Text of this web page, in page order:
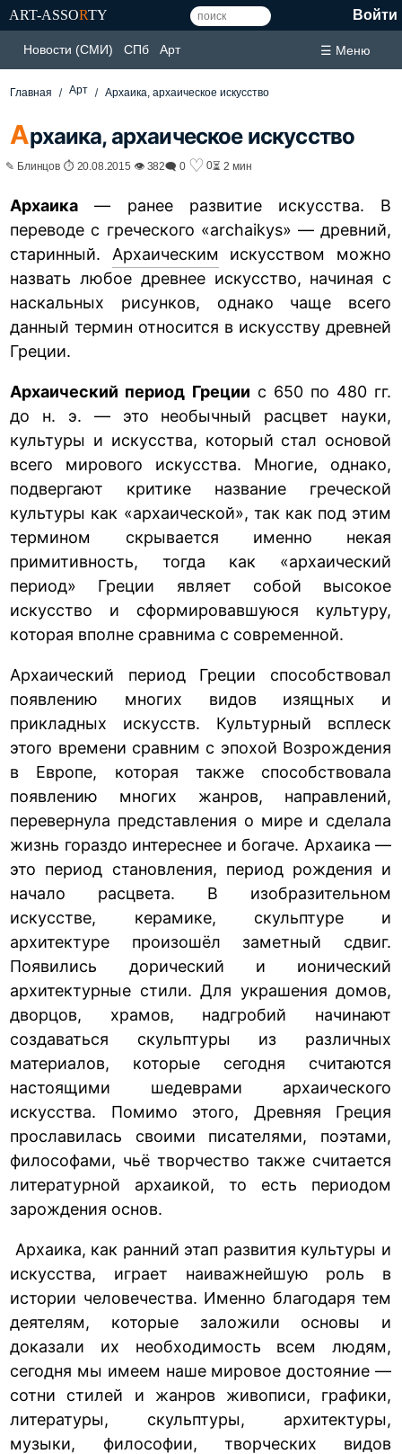
ART-ASSORTY Войти
Новости (СМИ) СПб Арт ☰ Меню
Главная Арт Архаика, архаическое искусство
Архаика, архаическое искусство
✎ Блинцов ⏱ 20.08.2015 👁 382🗨 0 ♡ 0⏳ 2 мин
Архаика — ранее развитие искусства. В
переводе с греческого «archaikуs» — древний,
старинный. Архаическим искусством можно
назвать любое древнее искусство, начиная с
наскальных рисунков, однако чаще всего
данный термин относится в искусству древней
Греции.
Архаический период Греции с 650 по 480 гг.
до н. э. — это необычный расцвет науки,
культуры и искусства, который стал основой
всего мирового искусства. Многие, однако,
подвергают критике название греческой
культуры как «архаической», так как под этим
термином скрывается именно некая
примитивность, тогда как «архаический
период» Греции являет собой высокое
искусство и сформировавшуюся культуру,
которая вполне сравнима с современной.
Архаический период Греции способствовал
появлению многих видов изящных и
прикладных искусств. Культурный всплеск
этого времени сравним с эпохой Возрождения
в Европе, которая также способствовала
появлению многих жанров, направлений,
перевернула представления о мире и сделала
жизнь гораздо интереснее и богаче. Архаика —
это период становления, период рождения и
начало расцвета. В изобразительном
искусстве, керамике, скульптуре и
архитектуре произошёл заметный сдвиг.
Появились дорический и ионический
архитектурные стили. Для украшения домов,
дворцов, храмов, надгробий начинают
создаваться скульптуры из различных
материалов, которые сегодня считаются
настоящими шедеврами архаического
искусства. Помимо этого, Древняя Греция
прославилась своими писателями, поэтами,
философами, чьё творчество также считается
литературной архаикой, то есть периодом
зарождения основ.
Архаика, как ранний этап развития культуры и
искусства, играет наиважнейшую роль в
истории человечества. Именно благодаря тем
деятелям, которые заложили основы и
доказали их необходимость всем людям,
сегодня мы имеем наше мировое достояние —
сотни стилей и жанров живописи, графики,
литературы, скульптуры, архитектуры,
музыки, философии, творческих видов